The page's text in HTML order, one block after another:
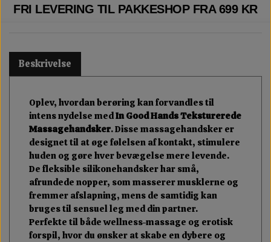
FRI LEVERING TIL PAKKESHOP FRA 699 KR
Beskrivelse
Oplev, hvordan berøring kan forvandles til
intens nydelse medIn Good Hands Teksturerede
Massagehandsker. Disse massagehandsker er
designet til at øge følelsen af kontakt, stimulere
huden og gøre hver bevægelse mere levende.
De fleksible silikonehandsker har små,
afrundede nopper, som masserer musklerne og
fremmer afslapning, mens de samtidig kan
bruges til sensuel leg med din partner.
Perfekte til både wellness-massage og erotisk
forspil, hvor du ønsker at skabe en dybere og